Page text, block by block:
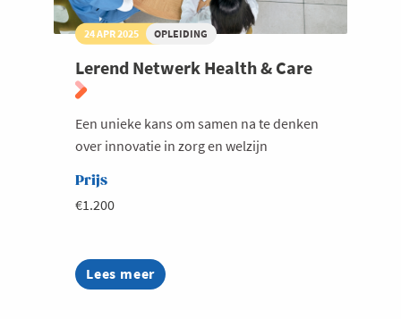
24 APR 2025 OPLEIDING
Lerend Netwerk Health & Care
Een unieke kans om samen na te denken
over innovatie in zorg en welzijn
Prijs
€1.200
Lees meer
about
Lerend